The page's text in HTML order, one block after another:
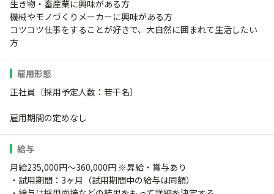
生き物・畜産業に興味がある方
機械やモノづくりメーカーに興味がある方
コツコツ仕事をすることが好きで、大自然に囲まれて生活したい
方
雇用形態
正社員〔採用予定人数：若干名〕
雇用期間の定めなし
給与
月給235,000円～360,000円 ※昇給・賞与あり
・試用期間：3ヶ月（試用期間中の給与は同額）